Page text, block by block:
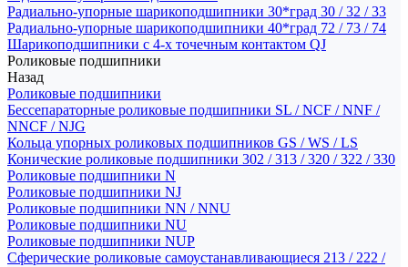
Радиально-упорные шарикоподшипники 30*град 30 / 32 / 33
Радиально-упорные шарикоподшипники 40*град 72 / 73 / 74
Шарикоподшипники с 4-х точечным контактом QJ
Роликовые подшипники
Назад
Роликовые подшипники
Бессепараторные роликовые подшипники SL / NCF / NNF /
NNCF / NJG
Кольца упорных роликовых подшипников GS / WS / LS
Конические роликовые подшипники 302 / 313 / 320 / 322 / 330
Роликовые подшипники N
Роликовые подшипники NJ
Роликовые подшипники NN / NNU
Роликовые подшипники NU
Роликовые подшипники NUP
Сферические роликовые самоустанавливающиеся 213 / 222 /